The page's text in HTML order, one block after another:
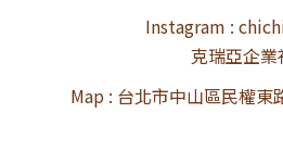
Instagram :
克瑞亞企業
Map : 台北市中山區民權東